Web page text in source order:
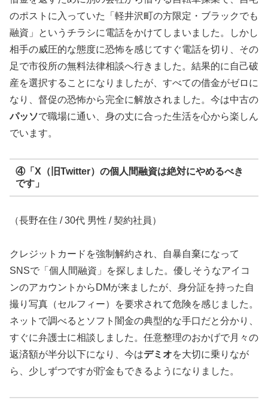
のポストに入っていた「軽井沢町の方限定・ブラックでも
融資」というチラシに電話をかけてしまいました。しかし
相手の威圧的な態度に恐怖を感じてすぐ電話を切り、その
足で市役所の無料法律相談へ行きました。結果的に自己破
産を選択することになりましたが、すべての借金がゼロに
なり、督促の恐怖から完全に解放されました。今は中古の
パッソで職場に通い、身の丈に合った生活を心から楽しん
でいます。
④「X（旧Twitter）の個人間融資は絶対にやめるべき
です」
（長野在住 / 30代 男性 / 契約社員）
クレジットカードを強制解約され、自暴自棄になって
SNSで「個人間融資」を探しました。優しそうなアイコ
ンのアカウントからDMが来ましたが、身分証を持った自
撮り写真（セルフィー）を要求されて危険を感じました。
ネットで調べるとソフト闇金の典型的な手口だと分かり、
すぐに弁護士に相談しました。任意整理のおかげで月々の
返済額が半分以下になり、今はデミオを大切に乗りなが
ら、少しずつですが貯金もできるようになりました。